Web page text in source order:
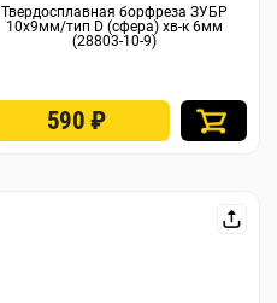
Твердосплавная борфреза ЗУБР
10х9мм/тип D (сфера) хв-к 6мм
(28803-10-9)
590 ₽